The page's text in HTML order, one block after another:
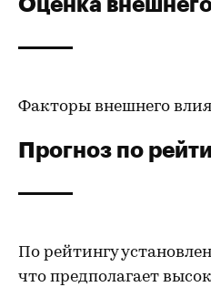
Факторы внешнего
Прогноз по
По рейтингу
что предполагает